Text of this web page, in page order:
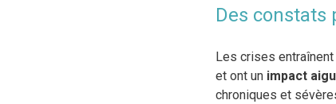
Des constats
Les crises entraînent
et ont un impact aigu
chroniques et